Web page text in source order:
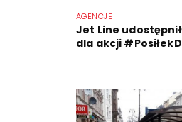
AGENCJE
Jet Line
dla akcji